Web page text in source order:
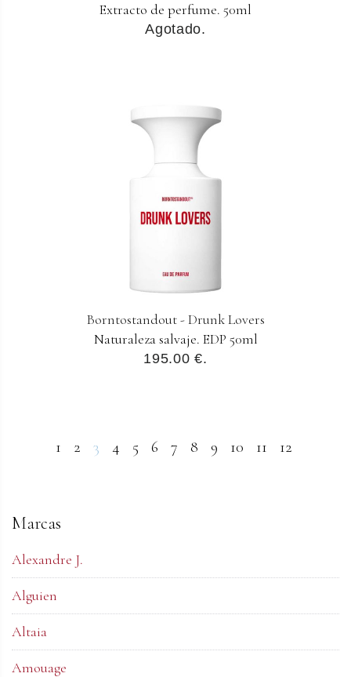
Extracto de perfume. 50ml
Agotado.
Borntostandout - Drunk Lovers
Naturaleza salvaje. EDP 50ml
195.00 €.
1 2 3 4 5 6 7 8 9 10 11 12
Marcas
Alexandre J.
Alguien
Altaia
Amouage